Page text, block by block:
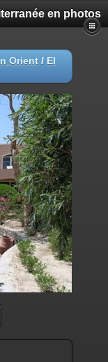
en photos
Orient / El